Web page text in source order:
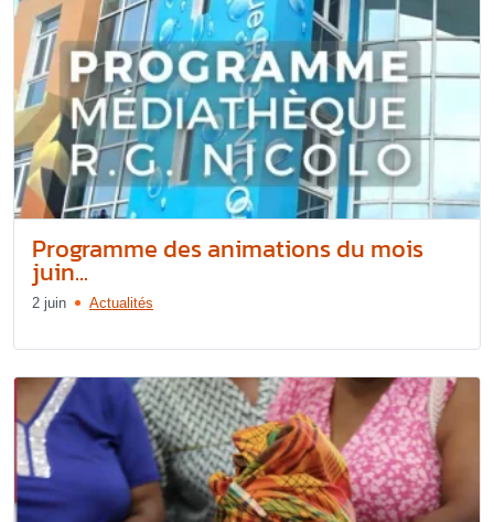
Programme des animations du mois
juin...
2 juin Actualités